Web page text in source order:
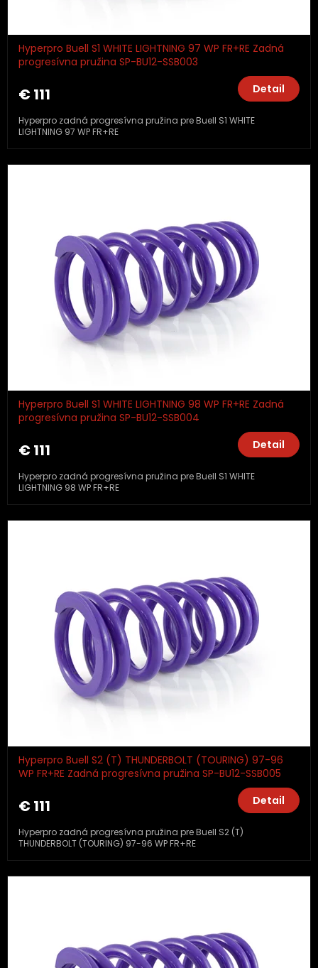
Hyperpro Buell S1 WHITE LIGHTNING 97 WP FR+RE Zadná
progresívna pružina SP-BU12-SSB003
€ 111 Detail
Hyperpro zadná progresívna pružina pre Buell S1 WHITE
LIGHTNING 97 WP FR+RE
Hyperpro Buell S1 WHITE LIGHTNING 98 WP FR+RE Zadná
progresívna pružina SP-BU12-SSB004
€ 111 Detail
Hyperpro zadná progresívna pružina pre Buell S1 WHITE
LIGHTNING 98 WP FR+RE
Hyperpro Buell S2 (T) THUNDERBOLT (TOURING) 97-96
WP FR+RE Zadná progresívna pružina SP-BU12-SSB005
€ 111 Detail
Hyperpro zadná progresívna pružina pre Buell S2 (T)
THUNDERBOLT (TOURING) 97-96 WP FR+RE